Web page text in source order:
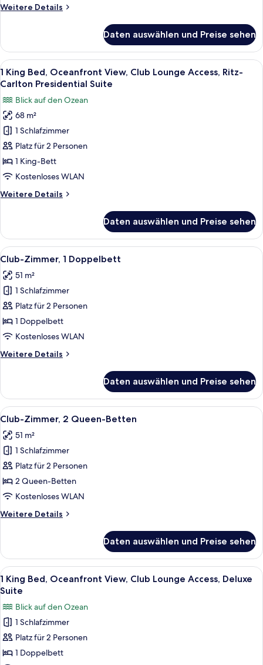
Access,
Suite
anzeigen
Weitere Details
Weitere
King
Bed,
Ocean
View,
Lounge
Access,
1-
Bedroom
Suite
Daten auswählen und Preise sehen
Alle
Fotos
1
King
Bed,
Oceanfront
View,
Club
Access,
Presidential
Suite
anzeigen
Ein modernes Hotelzimmer mit
10
1 King Bed, Oceanfront View, Club Lounge Access, Ritz-
Carlton Presidential Suite
Blick auf den Ozean
68 m²
1 Schlafzimmer
Platz für 2 Personen
1 King-Bett
Kostenloses WLAN
Weitere Details
Weitere
King
Bed,
Oceanfront
Club
Lounge
Ritz-
Carlton
Presidential
Suite
Daten auswählen und Preise sehen
Alle
Fotos
für
Club-
Zimmer,
1
Doppelbett
Ein Hotelzimmer mit einem großen
8
Club-Zimmer, 1 Doppelbett
51 m²
1 Schlafzimmer
Platz für 2 Personen
1 Doppelbett
Kostenloses WLAN
Weitere Details
Weitere
Zimmer,
Doppelbett
Daten auswählen und Preise sehen
Alle
Fotos
für
Club-
Zimmer,
2 Queen-
Betten
Ein Hotelzimmer mit zwei Betten,
6
Club-Zimmer, 2 Queen-Betten
51 m²
1 Schlafzimmer
Platz für 2 Personen
2 Queen-Betten
Kostenloses WLAN
Weitere Details
Weitere
Zimmer,
2 Queen-
Betten
Daten auswählen und Preise sehen
Alle
Fotos
1
King
Bed,
Oceanfront
Ein modernes Hotelzimmer mit
7
1 King Bed, Oceanfront View, Club Lounge Access, Deluxe
Suite
Blick auf den Ozean
1 Schlafzimmer
Platz für 2 Personen
1 Doppelbett